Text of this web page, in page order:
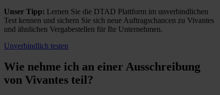
Unser Tipp: Lernen Sie die DTAD Plattform im unverbindlichen
Test kennen und sichern Sie sich neue Auftragschancen zu Vivantes
und ähnlichen Vergabestellen für Ihr Unternehmen.
Unverbindlich testen
Wie nehme ich an einer Ausschreibung
von Vivantes teil?